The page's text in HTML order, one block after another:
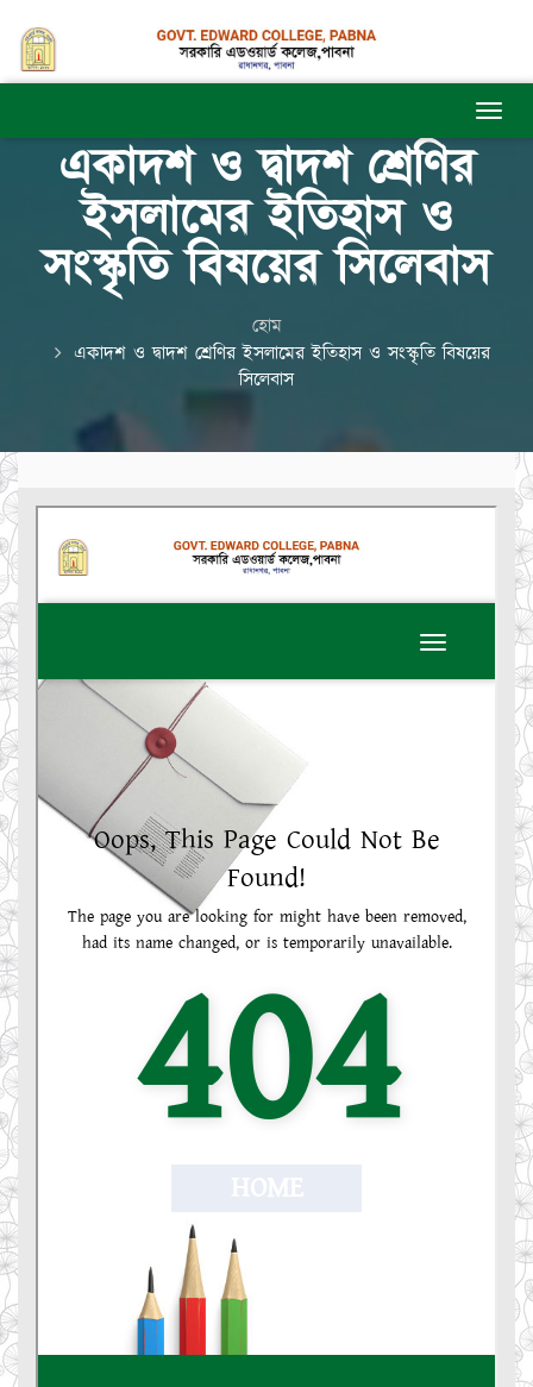
একাদশ ও দ্বাদশ শ্রেণির
ইসলামের ইতিহাস ও
সংস্কৃতি বিষয়ের সিলেবাস
হোম
একাদশ ও দ্বাদশ শ্রেণির ইসলামের ইতিহাস ও সংস্কৃতি বিষয়ের
সিলেবাস